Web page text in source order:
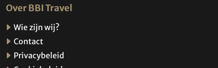
Over BBI Travel
Wie zijn wij?
Contact
Privacybeleid